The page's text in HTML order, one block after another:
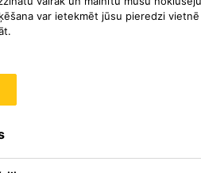
var ietekmēt jūsu pieredzi